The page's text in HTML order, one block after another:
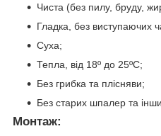
Чиста (без пилу, бруду,
Гладка, без виступаючих
Суха;
Тепла, від 18º до 25ºС;
Без грибка та плісняви;
Без старих шпалер та
Монтаж: